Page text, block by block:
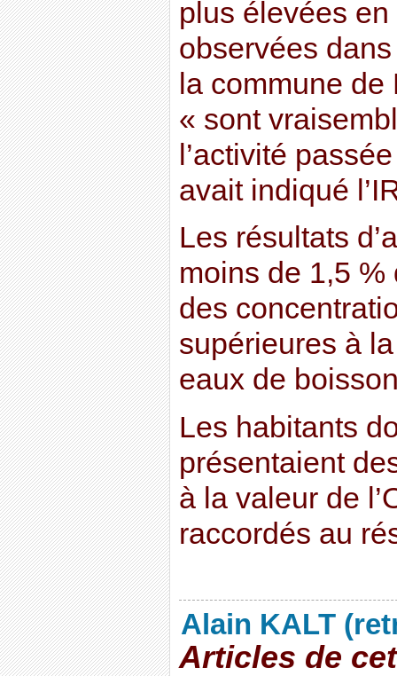
plus élevées
observées
la commune
« sont
l’activité
avait indiqué
Les résultats
moins de 1,5
des
supérieures à
eaux de
Les habitants
présentaient
à la valeur de
raccordés au
Alain KALT
Articles de